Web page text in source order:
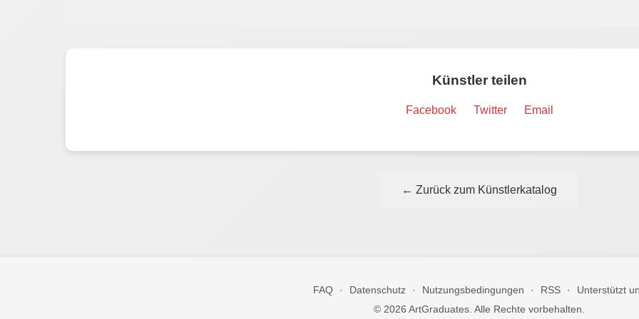
Künstler teilen
Facebook Twitter Email
← Zurück zum Künstlerkatalog
FAQ · Datenschutz · Nutzungsbedingungen · RSS ·
Unterstützt
© 2026 ArtGraduates. Alle Rechte vorbehalten.